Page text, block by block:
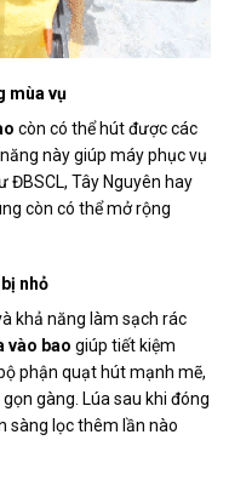
mùa vụ
còn có thể hút được các
này giúp máy phục vụ
ĐBSCL, Tây Nguyên hay
còn có thể mở rộng
nhỏ
khả năng làm sạch rác
vào bao giúp tiết kiệm
phận quạt hút mạnh mẽ,
gàng. Lúa sau khi đóng
sàng lọc thêm lần nào